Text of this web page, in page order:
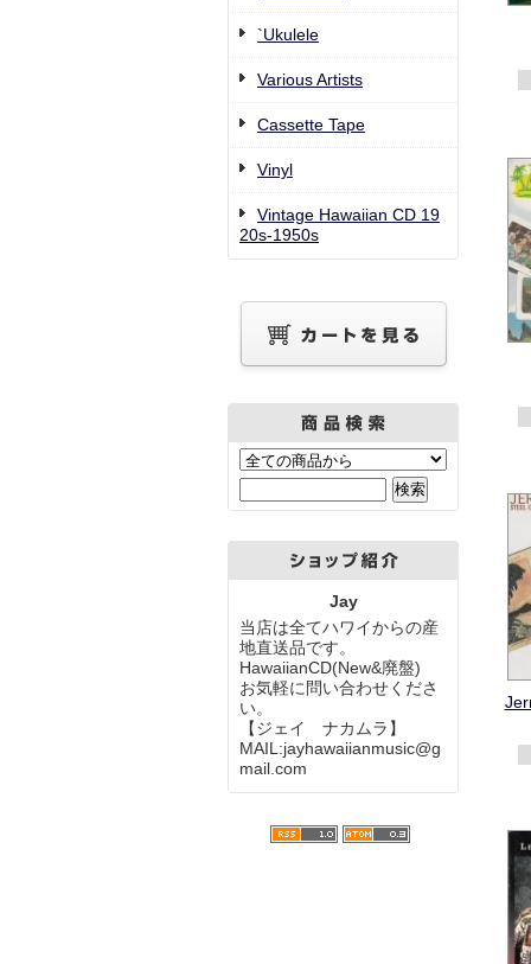
`Ukulele
Various Artists
Cassette Tape
Vinyl
Vintage Hawaiian CD 19
20s-1950s
Jay
当店は全てハワイからの産
地直送品です。
HawaiianCD(New&廃盤)
お気軽に問い合わせくださ
い。
【ジェイ ナカムラ】
MAIL:jayhawaiianmusic@g
mail.com